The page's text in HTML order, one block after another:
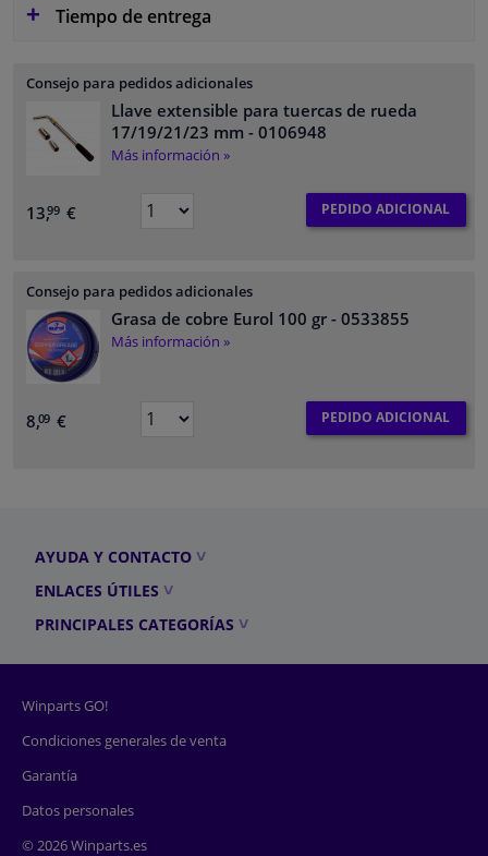
Tiempo de entrega
Consejo para pedidos adicionales
Llave extensible para tuercas de rueda
17/19/21/23 mm - 0106948
Más información »
13,99 € PEDIDO ADICIONAL
Consejo para pedidos adicionales
Grasa de cobre Eurol 100 gr - 0533855
Más información »
8,09 € PEDIDO ADICIONAL
AYUDA Y CONTACTO
ENLACES ÚTILES
PRINCIPALES CATEGORÍAS
Winparts GO!
Condiciones generales de venta
Garantía
Datos personales
© 2026 Winparts.es